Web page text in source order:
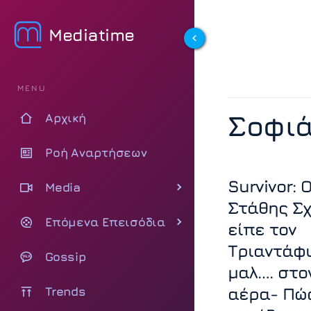
Mediatime
MENU
Αρχική
Ροή Αναρτήσεων
Media
Επόμενα Επεισόδια
Gossip
Trends
Survivor: Ο
Στάθης
είπε τον
μαλ….
αέρα-